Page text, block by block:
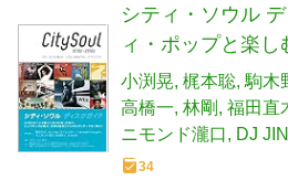
シティ・ソウル
ィ・ポップと楽
ブルー・アイド・
小渕晃 梶本聡 駒木
高橋一 林剛 福田直
ニモンド瀧口
DJ JIN
34